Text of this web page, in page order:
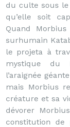
du culte sous le
qu’elle soit
Quand
surhumain
le projeta à
mystique du
l’araignée
mais Morbius
créature et sa
dévorer
constitution de